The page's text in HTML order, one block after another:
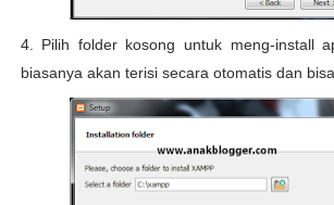
4. Pilih folder kosong untuk meng-install
biasanya akan terisi secara otomatis dan